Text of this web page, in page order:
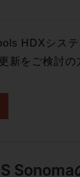
HDXシス
新をご検討